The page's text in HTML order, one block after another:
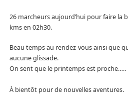
26 marcheurs aujourd’hui pour faire la
kms en 02h30.
Beau temps au rendez-vous ainsi que
aucune glissade.
On sent que le printemps est proche…..
À bientôt pour de nouvelles aventures.